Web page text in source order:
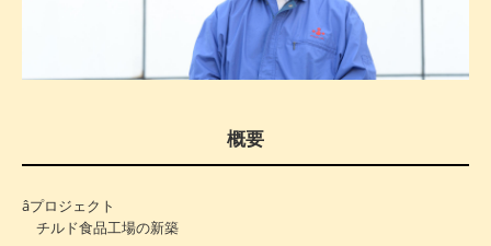
概要
プロジェクト
チルド食品工場の新築